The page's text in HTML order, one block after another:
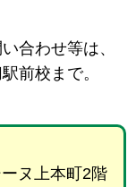
合わせ等は、
前校まで。
ヌ上本町2階